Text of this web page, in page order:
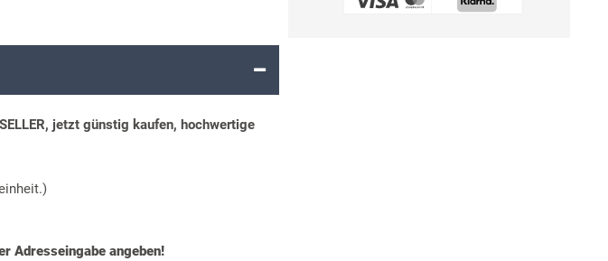
jetzt günstig kaufen, hochwertige
Adresseingabe angeben!